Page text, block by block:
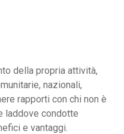
della propria attività,
nazionali,
rapporti con chi non è
laddove condotte
e vantaggi.